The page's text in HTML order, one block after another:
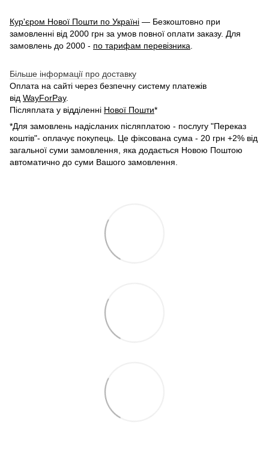
Кур'єром Нової Пошти по Україні — Безкоштовно при
замовленні від 2000 грн за умов повної оплати заказу. Для
замовлень до 2000 - по тарифам перевізника
Більше інформації про доставку
Оплата на сайті через безпечну систему платежів
від WayForPay.
Післяплата у відділенні Нової Пошти*
*Для замовлень надісланих післяплатою - послугу "Переказ
коштів"- оплачує покупець. Це фіксована сума - 20 грн +2% від
загальної суми замовлення, яка додається Новою Поштою
автоматично до суми Вашого замовлення.